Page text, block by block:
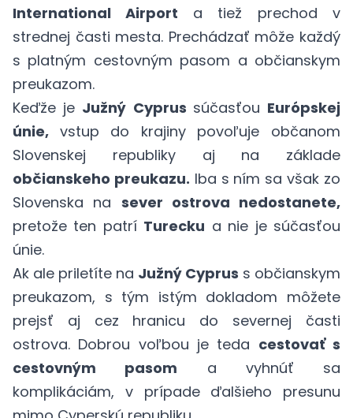
International Airport a tiež prechod v
strednej časti mesta. Prechádzať môže každý
s platným cestovným pasom a občianskym
preukazom.
Keďže je Južný Cyprus súčasťou Európskej
únie, vstup do krajiny povoľuje občanom
Slovenskej republiky aj na základe
občianskeho preukazu. Iba s ním sa však zo
Slovenska na sever ostrova nedostanete,
pretože ten patrí Turecku a nie je súčasťou
únie.
Ak ale priletíte na Južný Cyprus s občianskym
preukazom, s tým istým dokladom môžete
prejsť aj cez hranicu do severnej časti
ostrova. Dobrou voľbou je teda cestovať s
cestovným pasom a vyhnúť sa
komplikáciám, v prípade ďalšieho presunu